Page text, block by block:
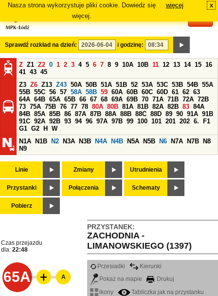
Nasza strona wykorzystuje pliki cookie. Dowiedz się
więcej.
więcej x
Sprawdź rozkład na dzień: i godzinę:
Z Z1 Z2 0 1 2 3 4 5 6 7 8 9 10A 10B 11 12 13 14 15 16
41 43 45
Z3 Z6 Z13 Z43 50A 50B 51A 51B 52 53A 53C 53B 54B 55A
55B 55C 56 57 58A 58B 59 60A 60B 60C 60D 61 62 63
64A 64B 65A 65B 66 67 68 69A 69B 70 71A 71B 72A 72B
73 75A 75B 76 77 78 80A 80B 81A 81B 82A 82B 83 84A
84B 85A 85B 86 87A 87B 88A 88B 88C 88D 89 90 91A 91B
91C 92A 92B 93 94 96 97A 97B 99 100 101 201 202 6.
F1
G1 G2 H
W
N1A
N1B N2 N3A N3B N4A N4B N5A N5B N6 N7A N7B
N8
N9
Linie Zmiany Utrudnienia
Przystanki Połączenia Schematy
Pobierz
PRZYSTANEK:
ZACHODNIA -
LIMANOWSKIEGO (1397)
Czas przejazdu
dla: 22:48
65A
Przesiadki
Kierunki
Pokaż na mapie
Drukuj
ikony
Tabliczka jak na przystanku
A